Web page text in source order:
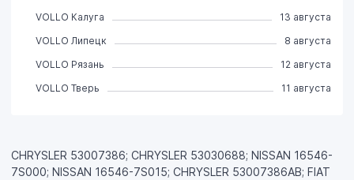
CHRYSLER 53007386; CHRYSLER 53030688; NISSAN 16546-
7S000; NISSAN 16546-7S015; CHRYSLER 53007386AB; FIAT
VOLLO Калуга
13 августа
VOLLO Липецк
8 августа
VOLLO Рязань
12 августа
VOLLO Тверь
11 августа